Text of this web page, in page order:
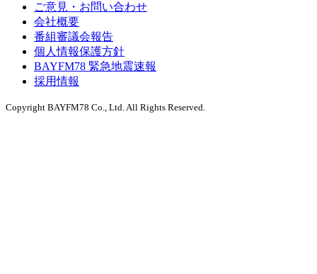
ご意見・お問い合わせ
会社概要
番組審議会報告
個人情報保護方針
BAYFM78 緊急地震速報
採用情報
Copyright BAYFM78 Co., Ltd. All Rights Reserved.